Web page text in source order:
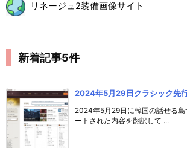
リネージュ2装備画像サイト
新着記事5件
2024年5月29日クラシック先
2024年5月29日に韓国の話せる
ートされた内容を翻訳して ...